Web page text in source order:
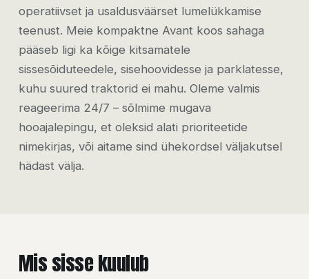
operatiivset ja usaldusväärset lumelükkamise
teenust. Meie kompaktne Avant koos sahaga
pääseb ligi ka kõige kitsamatele
sissesõiduteedele, sisehoovidesse ja parklatesse,
kuhu suured traktorid ei mahu. Oleme valmis
reageerima 24/7 – sõlmime mugava
hooajalepingu, et oleksid alati prioriteetide
nimekirjas, või aitame sind ühekordsel väljakutsel
hädast välja.
Mis sisse kuulub